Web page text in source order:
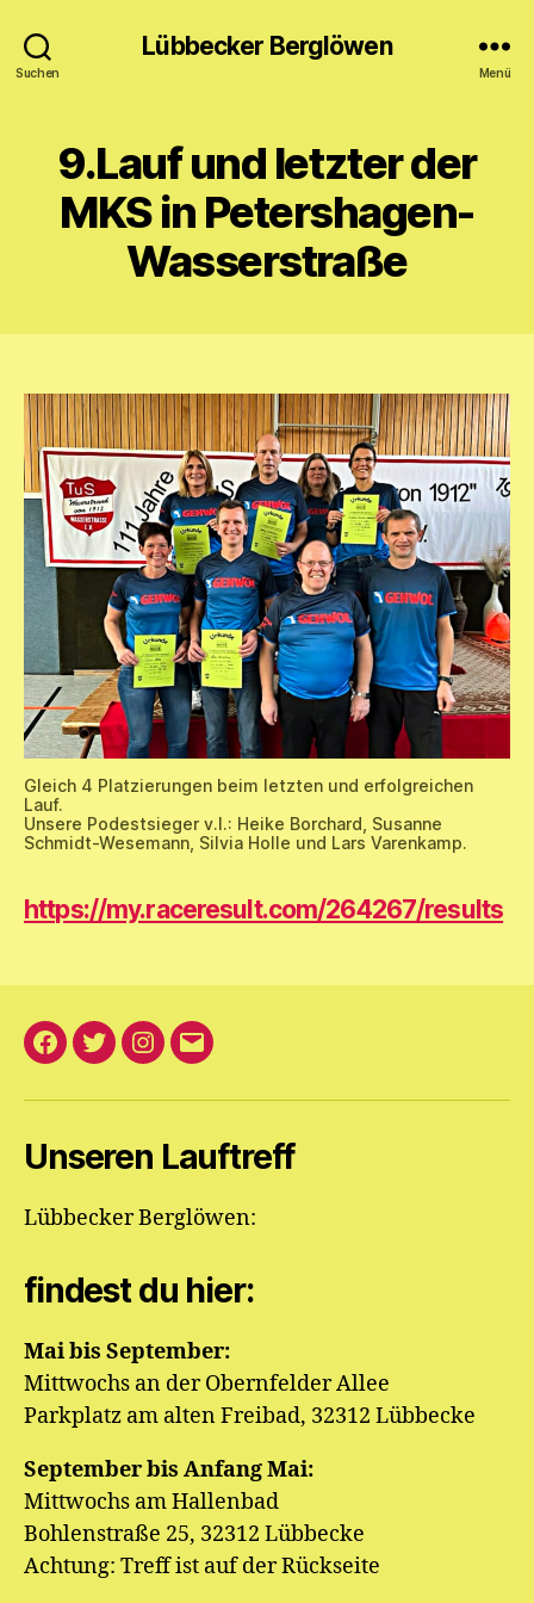
Suchen
Lübbecker Berglöwen
Menü
9.Lauf und letzter der
MKS in Petershagen-
Wasserstraße
Gleich 4 Platzierungen beim letzten und erfolgreichen
Lauf.
Unsere Podestsieger v.l.: Heike Borchard, Susanne
Schmidt-Wesemann, Silvia Holle und Lars Varenkamp.
https://my.raceresult.com/264267/results
Facebook
TwitterInstagram
E-
die
Unseren Lauftreff
Lübbecker Berglöwen:
findest du hier:
Mai bis September:
Mittwochs an der Obernfelder Allee
Parkplatz am alten Freibad, 32312 Lübbecke
September bis Anfang Mai:
Mittwochs am Hallenbad
Bohlenstraße 25, 32312 Lübbecke
Achtung: Treff ist auf der Rückseite